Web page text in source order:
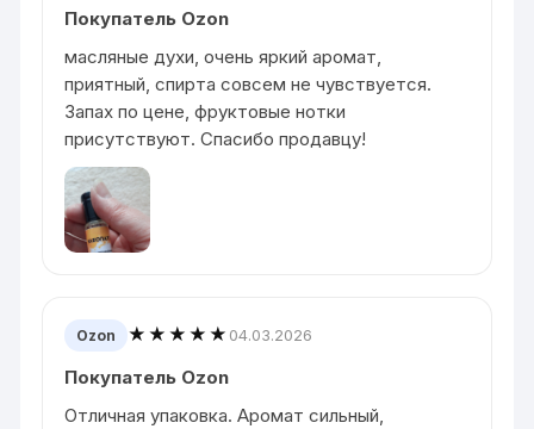
Покупатель Ozon
масляные духи, очень яркий аромат,
приятный, спирта совсем не чувствуется.
Запах по цене, фруктовые нотки
присутствуют. Спасибо продавцу!
Ozon ★★★★★ 04.03.2026
Покупатель Ozon
Отличная упаковка. Аромат сильный,